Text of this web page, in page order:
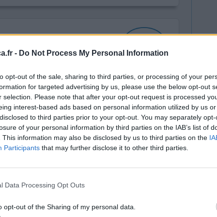
- Do Not Process My Personal Information
opt-out of the sale, sharing to third parties, or processing of your
for targeted advertising by us, please use the below opt-out
selection. Please note that after your opt-out request is processed
interest-based ads based on personal information utilized by us
to third parties prior to your opt-out. You may separately
of your personal information by third parties on the IAB’s list of
This information may also be disclosed by us to third parties on the
Participants that may further disclose it to other third parties.
Data Processing Opt Outs
opt-out of the Sharing of my personal data.
Efficacité
Quantité effets
secondaires
0 réactions